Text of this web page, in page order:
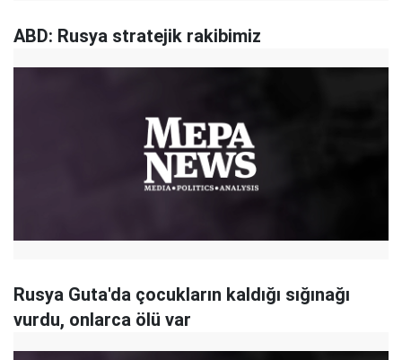
ABD: Rusya stratejik rakibimiz
Rusya Guta'da çocukların kaldığı sığınağı
vurdu, onlarca ölü var